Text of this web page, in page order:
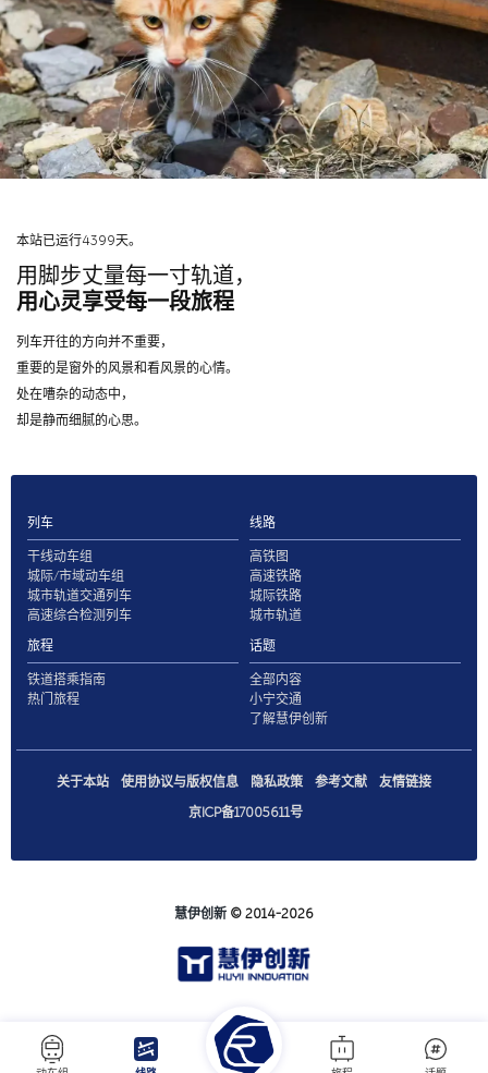
本站已运行4399天。
用脚步丈量每一寸轨道，
用心灵享受每一段旅程
列车开往的方向并不重要，
重要的是窗外的风景和看风景的心情。
处在嘈杂的动态中，
却是静而细腻的心思。
列车
干线动车组
城际/市域动车组
城市轨道交通列车
高速综合检测列车
线路
高铁图
高速铁路
城际铁路
城市轨道
旅程
铁道搭乘指南
热门旅程
话题
全部内容
小宁交通
了解慧伊创新
关于本站 使用协议与版权信息 隐私政策 参考文献
友情链接
京ICP备17005611号
慧伊创新 © 2014-2026